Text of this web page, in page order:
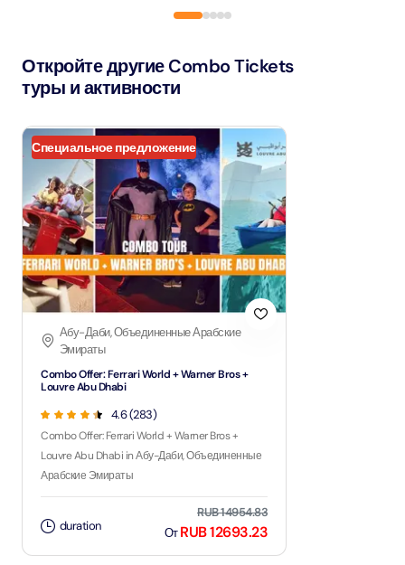
Откройте другие Combo Tickets
туры и активности
Специальное предложение
Абу-Даби, Объединенные Арабские
Эмираты
Combo Offer: Ferrari World + Warner Bros +
Louvre Abu Dhabi
4.6 (283)
Combo Offer: Ferrari World + Warner Bros +
Louvre Abu Dhabi in Абу-Даби, Объединенные
Арабские Эмираты
duration
RUB 14954.83
ОтRUB 12693.23